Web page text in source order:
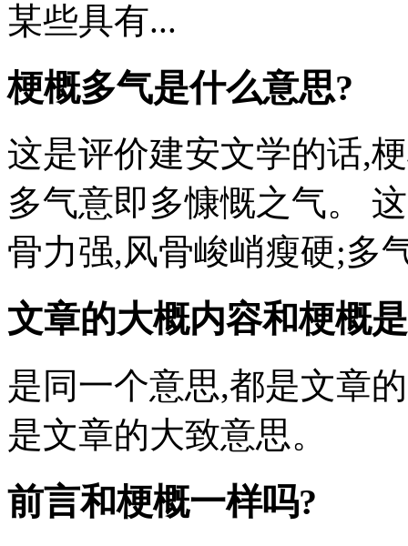
某些具有...
梗概多气是什么意思?
这是评价建安文学的话,
多气意即多慷慨之气。
骨力强,风骨峻峭瘦硬;多
文章的大概内容和梗概
是同一个意思,都是文章
是文章的大致意思。
前言和梗概一样吗?